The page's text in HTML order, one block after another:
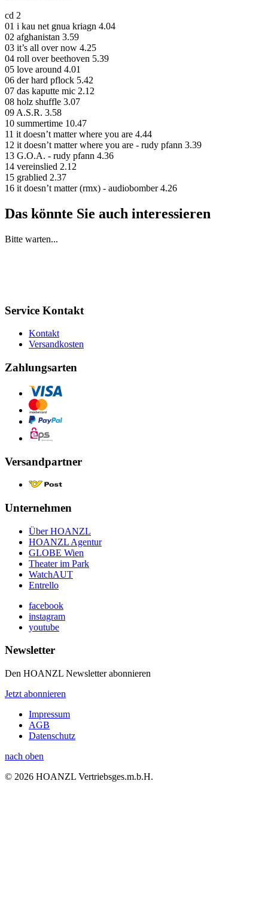
cd 2
01 i kau net gnua kriagn 4.04
02 afghanistan 3.59
03 it’s all over now 4.25
04 roll over beethoven 5.39
05 love around 4.01
06 der hard pflock 5.42
07 das kaputte mic 2.12
08 holz shuffle 3.07
09 A.S.R. 3.58
10 summertime 10.47
11 it doesn’t matter where you are 4.44
12 it doesn’t matter where you are - rudy pfann 3.39
13 G.O.A. - rudy pfann 4.36
14 vereinslied 2.12
15 grablied 2.37
16 it doesn’t matter (rmx) - audiobomber 4.26
Das könnte Sie auch interessieren
Bitte warten...
Service Kontakt
Kontakt
Versandkosten
Zahlungsarten
Versandpartner
Unternehmen
Über HOANZL
HOANZL Agentur
GLOBE Wien
Theater im Park
WatchAUT
Entrello
facebook
instagram
youtube
Newsletter
Den HOANZL Newsletter abonnieren
Jetzt abonnieren
Impressum
AGB
Datenschutz
nach oben
© 2026 HOANZL Vertriebsges.m.b.H.